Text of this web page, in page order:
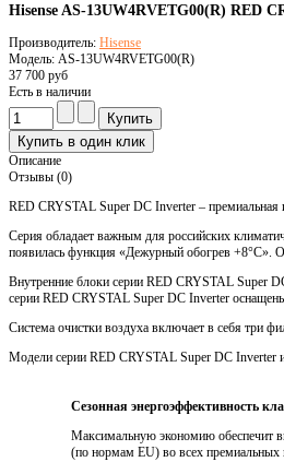
Hisense AS-13UW4RVETG00(R) RED
Производитель: Hisense
Модель: AS-13UW4RVETG00(R)
37 700 руб
Есть в наличии
Описание
Отзывы (0)
RED CRYSTAL Super DC Inverter – премиальная
Серия обладает важным для российских
появилась функция «Дежурный обогрев +8°С».
Внутренние блоки серии RED CRYSTAL Super
серии RED CRYSTAL Super DC Inverter оснащены
Система очистки воздуха включает в себя три
Модели серии RED CRYSTAL Super DC Inverter
Сезонная энергоэффективность
Максимальную экономию обеспечит
(по нормам EU) во всех